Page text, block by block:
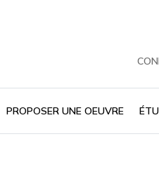
PROPOSER UNE OEUVRE